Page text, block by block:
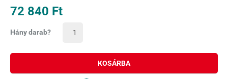
72 840 Ft
Hány darab?
KOSÁRBA